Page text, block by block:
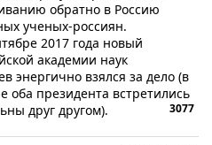
обратно в Россию
ученых-россиян.
2017 года новый
академии наук
энергично взялся за дело (в
оба президента встретились
друг другом).
3077